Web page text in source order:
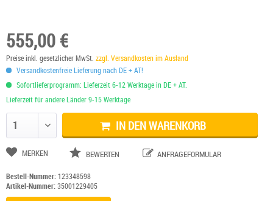
555,00 €
Preise inkl. gesetzlicher MwSt. zzgl. Versandkosten im Ausland
Versandkostenfreie Lieferung nach DE + AT!
Sofortlieferprogramm: Lieferzeit 6-12 Werktage in DE + AT.
Lieferzeit für andere Länder 9-15 Werktage
IN DEN WARENKORB
MERKEN BEWERTEN ANFRAGEFORMULAR
Bestell-Nummer:123348598
Artikel-Nummer:35001229405